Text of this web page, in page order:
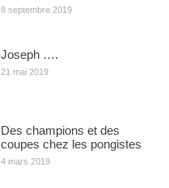
8 septembre 2019
Joseph ….
21 mai 2019
Des champions et des
coupes chez les pongistes
4 mars 2019